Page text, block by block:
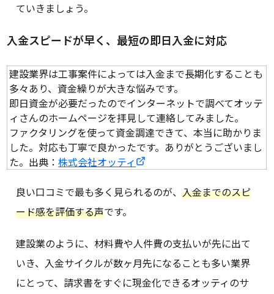
ていきましょう。
入金スピードが早く、最短の即日入金に対応
建設業界は工事案件によっては入金まで長期化することも
多々あり、資金繰りが大きな悩みです。
即日資金が必要だったのでインターネットで調べてオッテ
ィさんのホームページを拝見して連絡してみました。
ファクタリングを使って資金調達できて、本当に助かりま
した。対応も丁寧で良かったです。ありがとうございまし
た。出典：株式会社オッティ
良い口コミで最も多く見られるのが、入金までのスピ
ード感を評価する声です。
建設業のように、材料費や人件費の支払いが先に出て
いき、入金サイクルが数ヶ月先になることも多い業界
にとって、請求書をすぐに現金化できるオッティのサ